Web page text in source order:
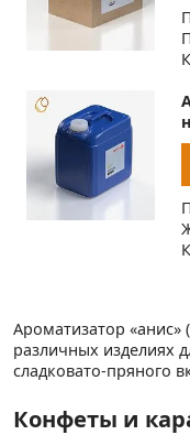
Ароматизатор «анис»
различных изделиях
сладковато-пряного
Конфеты и